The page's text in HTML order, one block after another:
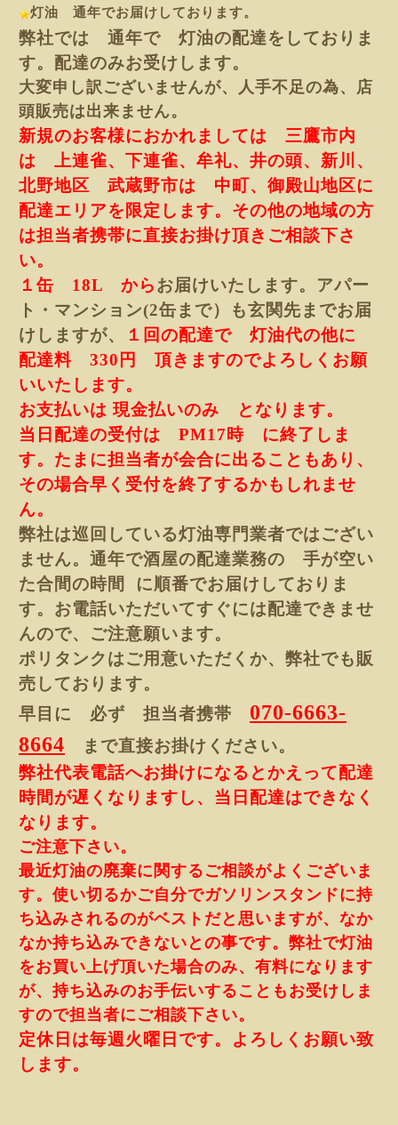
灯油 通年でお届けしております。
弊社では 通年で 灯油の配達をしておりま
す。配達のみお受けします。
大変申し訳ございませんが、人手不足の為、店
頭販売は出来ません。
新規のお客様におかれましては 三鷹市内
は 上連雀、下連雀、牟礼、井の頭、新川、
北野地区 武蔵野市は 中町、御殿山地区に
配達エリアを限定します。その他の地域の方
は担当者携帯に直接お掛け頂きご相談下さ
い。
１缶 18L からお届けいたします。アパー
ト・マンション(2缶まで）
も玄関先までお届
けしますが、
１回の配達で 灯油代の他に
配達料 330円 頂きますのでよろしくお願
いいたします。
お支払いは 現金払いのみ となります。
当日配達の受付は PM1 7時 に終了しま
す。たまに担当者が会合に出ることもあり、
その場合早く受付を終了するかもしれませ
ん。
弊社は巡回している灯油専門業者ではござい
ません。通年で酒屋の配達業務の 手が空い
た合間の時間 に順番でお届け しておりま
す。お電話いただいてすぐには配達できませ
んので、ご注意願います。
ポリタンクはご用意いただくか、弊社でも販
売しております。
早目に 必ず 担当者携帯 070-6663-
8664 まで直接お掛けください。
弊社代表電話へお掛けになるとかえって配達
時間が遅くなりますし、当日配達はできなく
なります。
ご注意下さい。
最近灯油の廃棄に関するご相談がよくございま
す。使い切るかご自分でガソリンスタンドに持
ち込みされるのがベストだと思いますが、なか
なか持ち込みできないとの事です。 弊社で灯油
をお買い上げ頂いた場合のみ、有料になります
が、持ち込みのお手伝いすることもお受けしま
すので担当者にご相談下さい。
定休日は毎週火曜日です。よろしくお願い致
します。